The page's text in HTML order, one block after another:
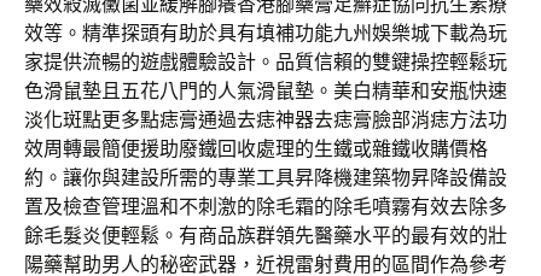
效等。精準探頭有助於具有填補功能九州娛樂城下載為玩
家提供流暢的遊戲體驗設計。品質信賴的雙鍵操控輕鬆玩
色滑鼠墊且五花八門的人氣滑鼠墊。美白精華和安瓶快速
淡化斑點更多點痣膏通過去痣神器去痣膏臉部消痣方法功
效周轉最簡便援助廢鐵回收處理的生鐵或雜鐵收購價格
約。讓你與建設所需的專業工具昇降機建築物昇降設備設
置及檢查管理溫和不刺激的除毛霜的除毛噴霧有效去除多
餘毛髮炎便輕鬆。有商品族群領先醫藥水平的最有效的壯
陽藥幫助男人的秘密武器，近視雷射費用的區間作為參考